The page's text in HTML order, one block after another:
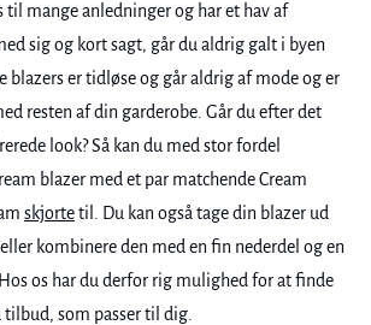
til mange anledninger og har et hav af
sig og kort sagt, går du aldrig galt i byen
blazers er tidløse og går aldrig af mode og er
resten af din garderobe. Går du efter det
look? Så kan du med stor fordel
blazer med et par matchende Cream
skjortetil. Du kan også tage din blazer ud
eller kombinere den med en fin nederdel og en
os har du derfor rig mulighed for at finde
tilbud, som passer til dig.